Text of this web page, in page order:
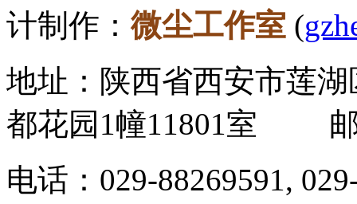
计制作：微尘工作室 (
地址：陕西省西安市莲
都花园1幢11801室
电话：029-88269591,